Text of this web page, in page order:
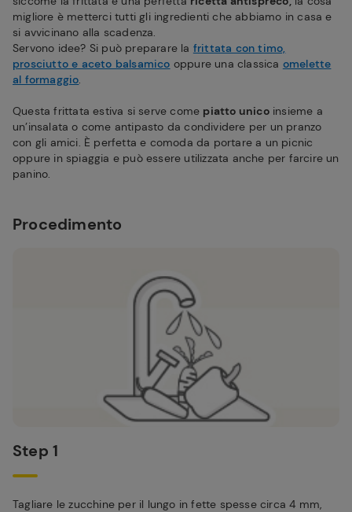
migliore è metterci tutti gli ingredienti che abbiamo in casa e
si avvicinano alla scadenza.
Servono idee? Si può preparare la frittata con timo,
prosciutto e aceto balsamico oppure una classica omelette
al formaggio.
Questa frittata estiva si serve come piatto unicoinsieme a
un’insalata o come antipasto da condividere per un pranzo
con gli amici. È perfetta e comoda da portare a un picnic
oppure in spiaggia e può essere utilizzata anche per farcire un
panino.
Procedimento
Step 1
Tagliare le zucchine per il lungo in fette spesse circa 4 mm,